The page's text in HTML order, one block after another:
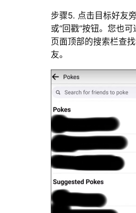
步骤5. 点击目标好友
或“回戳”按钮。您也
页面顶部的搜索栏查
友。